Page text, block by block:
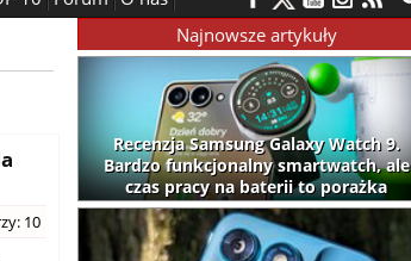
10
Najnowsze artykuły
Recenzja Samsung Galaxy Watch 9.
Bardzo funkcjonalny smartwatch, ale
czas pracy na baterii to porażka